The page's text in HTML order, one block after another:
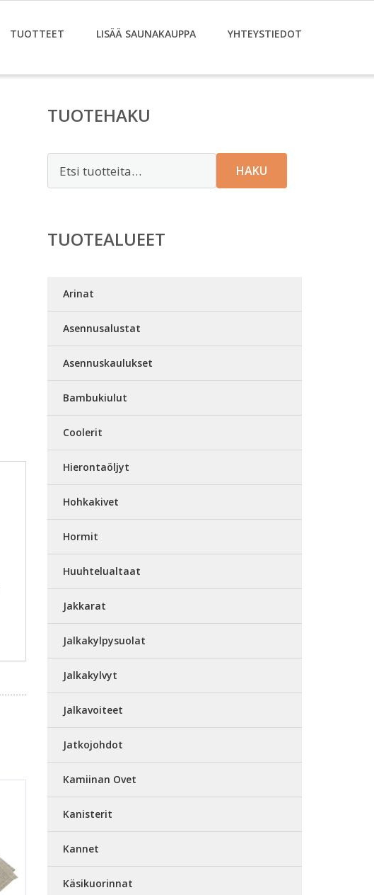
TUOTTEET LISÄÄ SAUNAKAUPPA YHTEYSTIEDOT
TUOTEHAKU
HAKU
TUOTEALUEET
Arinat
Asennusalustat
Asennuskaulukset
Bambukiulut
Coolerit
Hierontaöljyt
Hohkakivet
Hormit
Huuhtelualtaat
Jakkarat
Jalkakylpysuolat
Jalkakylvyt
Jalkavoiteet
Jatkojohdot
Kamiinan Ovet
Kanisterit
Kannet
Käsikuorinnat